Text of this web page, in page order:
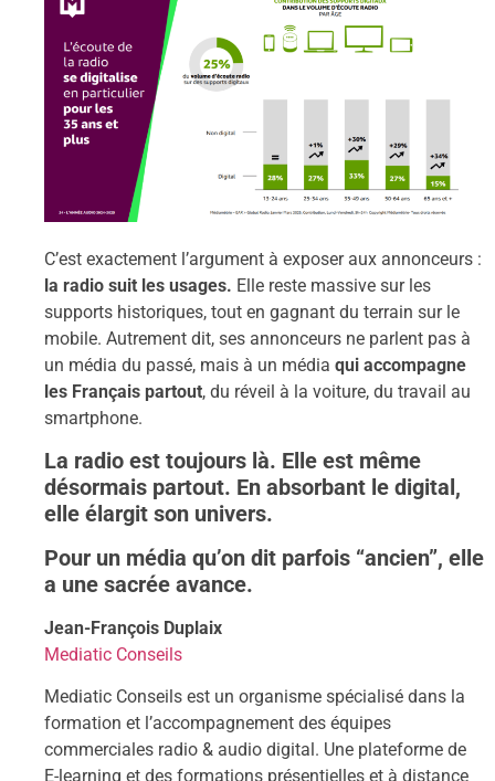
C’est exactement l’argument à exposer aux annonceurs :
la radio suit les usages. Elle reste massive sur les
supports historiques, tout en gagnant du terrain sur le
mobile. Autrement dit, ses annonceurs ne parlent pas à
un média du passé, mais à un média qui accompagne
les Français partout, du réveil à la voiture, du travail au
smartphone.
La radio est toujours là. Elle est même
désormais partout. En absorbant le digital,
elle élargit son univers.
Pour un média qu’on dit parfois “ancien”, elle
a une sacrée avance.
Jean-François Duplaix
Mediatic Conseils
Mediatic Conseils est un organisme spécialisé dans la
formation et l’accompagnement des équipes
commerciales radio & audio digital. Une plateforme de
E-learning et des formations présentielles et à distance